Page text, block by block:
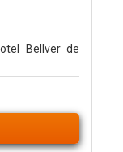
Bellver de